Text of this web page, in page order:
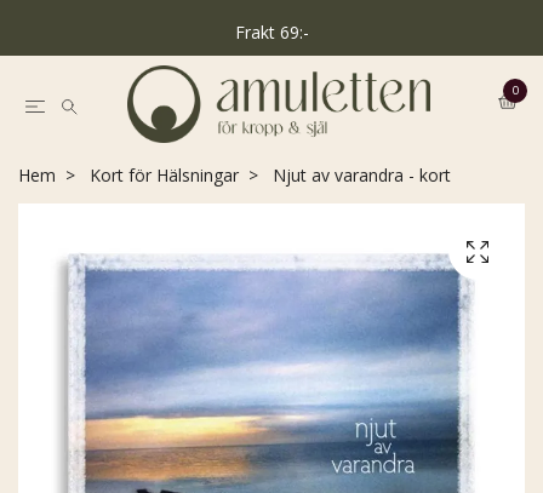
Frakt 69:-
0
Hem Kort för Hälsningar Njut av varandra - kort